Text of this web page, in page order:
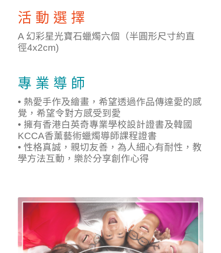
活 動 選 擇
A 幻彩星光寶石蠟燭六個（半圓形尺寸約直
徑4x2cm)
專 業 導 師
• 熱愛手作及繪畫，希望透過作品傳達愛的感
覺，希望令對方感受到愛
• 擁有香港白英奇專業學校設計證書及韓國
KCCA香薰藝術蠟燭導師課程證書
• 性格真誠，親切友善，為人細心有耐性，教
學方法互動，樂於分享創作心得